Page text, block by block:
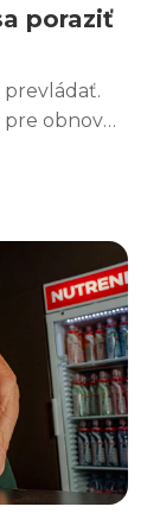
poraziť
pre obnovu